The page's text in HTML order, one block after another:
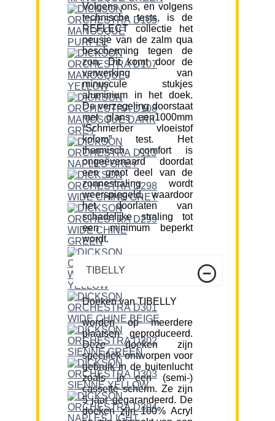
Volgens ons, en volgens
technische tests, is de
REFLECT collectie het
neusje van de zalm qua
bescherming tegen de
zon. Dit komt door de
verwerking van
minuscule stukjes
aluminium in het doek.
De verzegeling doorstaat
met glans een1000mm
“Schmerber vloeistof
kolom” test. Het
thermisch comfort is
ongeëvenaard doordat
een groot deel van de
zonnestraling wordt
weerspiegeld, waardoor
het doorlaten van
schadelijke straling tot
een minimum beperkt
wordt.
TIBELLY
Doeken van TIBELLY
worden op meerdere
plaatsen geproduceerd.
Deze doeken zijn
specifiek ontworpen voor
gebruik in de buitenlucht
zoals in een (semi-)
cassette scherm. Ze zijn
5 jaar gegarandeerd. De
doeken zijn 100% Acryl